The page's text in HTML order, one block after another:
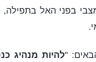
בפני האל בתפילה,
"להיות מנהיג